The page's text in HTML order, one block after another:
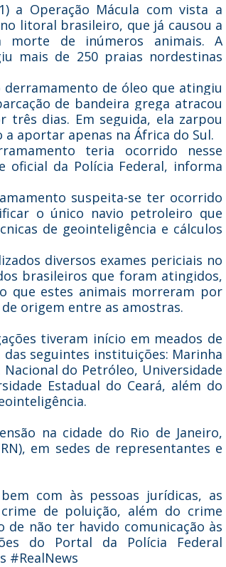
a Operação Mácula com vista a
litoral brasileiro, que já causou a
morte de inúmeros animais. A
mais de 250 praias nordestinas
de óleo que atingiu
de bandeira grega atracou
três dias. Em seguida, ela zarpou
aportar apenas na África do Sul.
teria ocorrido nesse
oficial da Polícia Federal, informa
suspeita-se ter ocorrido
o único navio petroleiro que
de geointeligência e cálculos
diversos exames periciais no
brasileiros que foram atingidos,
que estes animais morreram por
origem entre as amostras.
tiveram início em meados de
seguintes instituições: Marinha
do Petróleo, Universidade
Estadual do Ceará, além do
na cidade do Rio de Janeiro,
em sedes de representantes e
com às pessoas jurídicas, as
de poluição, além do crime
não ter havido comunicação às
do Portal da Polícia Federal
#RealNews